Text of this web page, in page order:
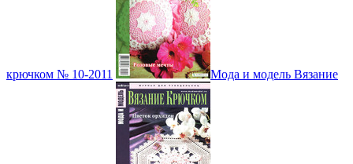
крючком № 10-2011 Мода и модель Вязание